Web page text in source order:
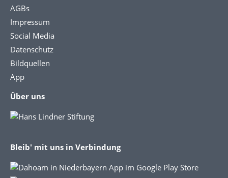
AGBs
Impressum
Social Media
Datenschutz
Bildquellen
App
Über uns
Bleib' mit uns in Verbindung